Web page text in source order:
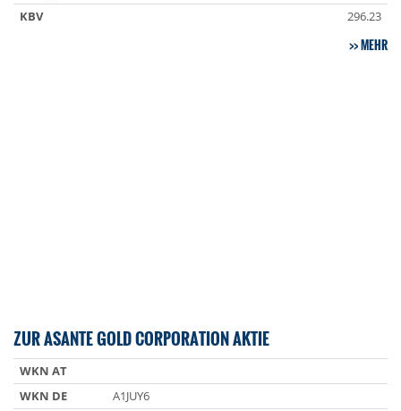
KBV
296.23
MEHR
ZUR ASANTE GOLD CORPORATION AKTIE
WKN AT
WKN DE
A1JUY6